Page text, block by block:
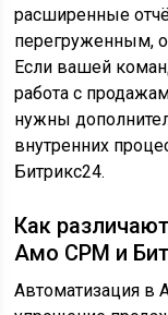
расширенные
перегруженным,
Если вашей
работа с
нужны
внутренних
Битрикс24.
Как
Амо СРМ и
Автоматизация в